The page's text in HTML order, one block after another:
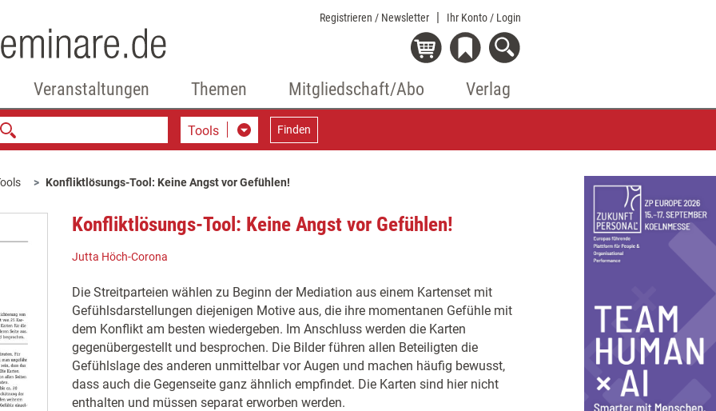
Registrieren / Newsletter Ihr Konto / Login
Veranstaltungen Themen Mitgliedschaft/Abo Verlag
Tools Finden
Konfliktlösungs-Tool: Keine Angst vor Gefühlen!
Konfliktlösungs-Tool: Keine Angst vor Gefühlen!
Jutta Höch-Corona
Die Streitparteien wählen zu Beginn der Mediation aus einem Kartenset mit
Gefühlsdarstellungen diejenigen Motive aus, die ihre momentanen Gefühle mit
dem Konflikt am besten wiedergeben. Im Anschluss werden die Karten
gegenübergestellt und besprochen. Die Bilder führen allen Beteiligten die
Gefühlslage des anderen unmittelbar vor Augen und machen häufig bewusst,
dass auch die Gegenseite ganz ähnlich empfindet. Die Karten sind hier nicht
enthalten und müssen separat erworben werden.